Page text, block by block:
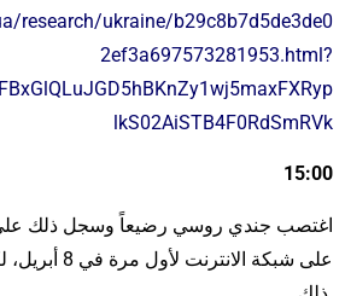
research/ukraine/b29c8b7d5de3de0
2ef3a697573281953.html?
lkS02AiSTB4F0RdSmRVk
15:00
اغتصب جندي روسي رضيعاً وسجل ذلك على
على شبكة